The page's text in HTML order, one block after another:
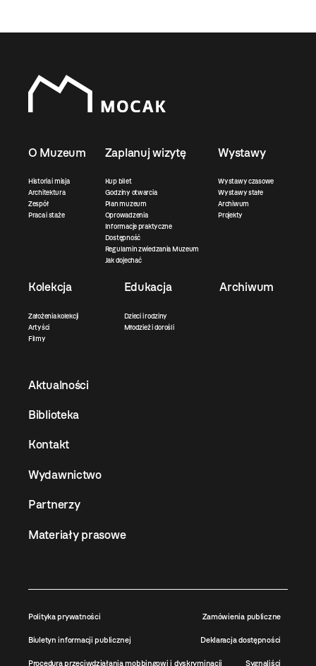
O Muzeum
Historia i misja
Architektura
Zespół
Praca i staże
Zaplanuj wizytę
Kup bilet
Godziny otwarcia
Plan muzeum
Oprowadzenia
Informacje praktyczne
Dostępność
Regulamin zwiedzania Muzeum
Jak dojechać
Wystawy
Wystawy czasowe
Wystawy stałe
Archiwum
Projekty
Kolekcja
Założenia kolekcji
Artyści
Filmy
Edukacja
Dzieci i rodziny
Młodzież i dorośli
Archiwum
Aktualności
Biblioteka
Kontakt
Wydawnictwo
Partnerzy
Materiały prasowe
Polityka prywatności Zamówienia publiczne
Biuletyn informacji publicznej Deklaracja dostępności
Procedura przeciwdziałania mobbingowi i dyskryminacji Sygnaliści